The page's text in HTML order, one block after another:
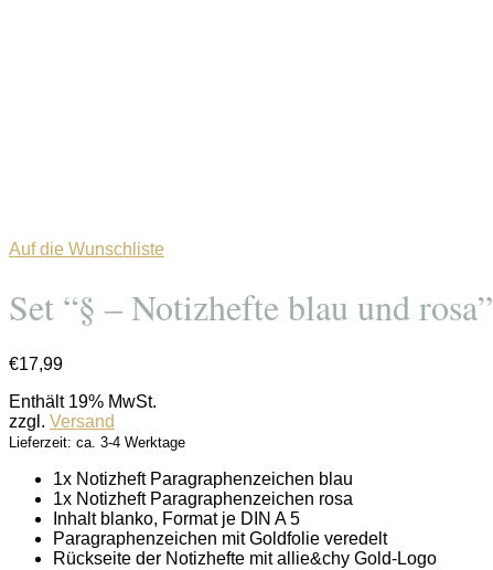
Auf die Wunschliste
Set “§ – Notizhefte blau und rosa”
€17,99
Enthält 19% MwSt.
zzgl. Versand
Lieferzeit: ca. 3-4 Werktage
1x Notizheft Paragraphenzeichen blau
1x Notizheft Paragraphenzeichen rosa
Inhalt blanko, Format je DIN A 5
Paragraphenzeichen mit Goldfolie veredelt
Rückseite der Notizhefte mit allie&chy Gold-Logo